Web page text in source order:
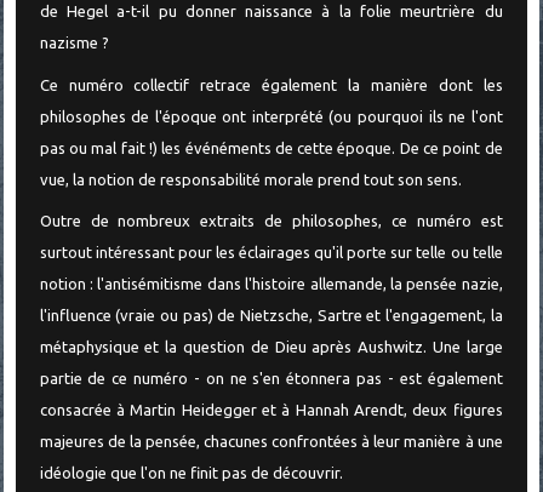
de Hegel a-t-il pu donner naissance à la folie meurtrière du
nazisme ?
Ce numéro collectif retrace également la manière dont les
philosophes de l'époque ont interprété (ou pourquoi ils ne l'ont
pas ou mal fait !) les événéments de cette époque. De ce point de
vue, la notion de responsabilité morale prend tout son sens.
Outre de nombreux extraits de philosophes, ce numéro est
surtout intéressant pour les éclairages qu'il porte sur telle ou telle
notion : l'antisémitisme dans l'histoire allemande, la pensée nazie,
l'influence (vraie ou pas) de Nietzsche, Sartre et l'engagement, la
métaphysique et la question de Dieu après Aushwitz. Une large
partie de ce numéro - on ne s'en étonnera pas - est également
consacrée à Martin Heidegger et à Hannah Arendt, deux figures
majeures de la pensée, chacunes confrontées à leur manière à une
idéologie que l'on ne finit pas de découvrir.